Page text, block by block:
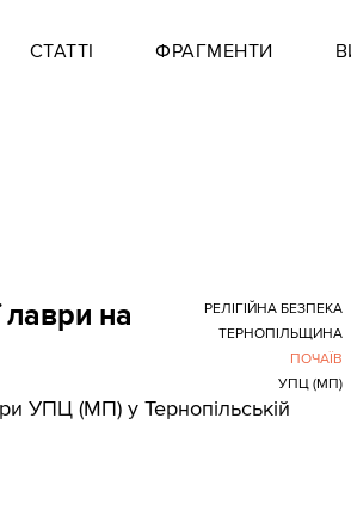
СТАТТІ ФРАГМЕНТИ
на
УПЦ (МП) у Тернопільській
РЕЛІГІЙНА БЕЗПЕКА
ТЕРНОПІЛЬЩИНА
ПОЧАЇВ
УПЦ (МП)